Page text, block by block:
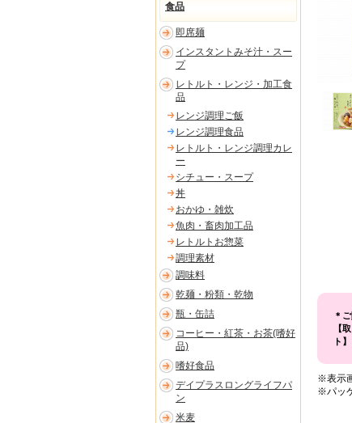
＊
【
ト
※表示
※パッ
食品
即席麺
インスタントみそ汁・スー
プ
レトルト・レンジ・加工食
品
レンジ調理ご飯
レンジ調理食品
レトルト・レンジ調理カレ
ー
シチュー・スープ
丼
おかゆ・雑炊
魚肉・畜肉加工品
レトルトお惣菜
調理素材
調味料
乾麺・粉類・乾物
瓶・缶詰
コーヒー・紅茶・お茶(嗜好
品)
嗜好食品
デイプラスロングライフパ
ン
米麦